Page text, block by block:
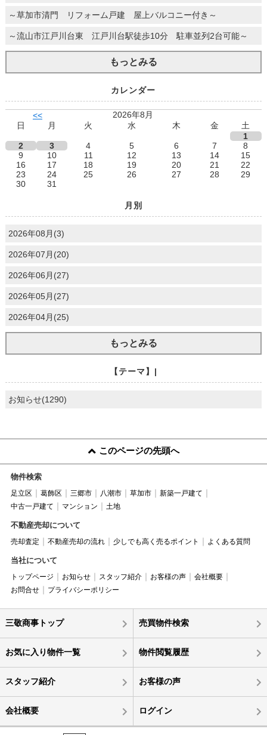
～草加市清門 リフォーム戸建 屋上バルコニー付き～
～流山市江戸川台東 江戸川台駅徒歩10分 駐車並列2台可能～
もっとみる
カレンダー
<<
2026年8月
日
月 火 水 木 金
土
1
2
3 4 5 6 7
8
9
10 11 12 13 14
15
16
17 18 19 20 21
22
23
24 25 26 27 28
29
30
31
月別
2026年08月(3)
2026年07月(20)
2026年06月(27)
2026年05月(27)
2026年04月(25)
もっとみる
【テーマ】|
お知らせ(1290)
このページの先頭へ
物件検索
足立区 葛飾区 三郷市 八潮市 草加市
新築一戸建て
中古一戸建て
マンション 土地
不動産売却について
売却査定 不動産売却の流れ 少しでも高く売るポイント よくある質問
当社について
トップページ お知らせ スタッフ紹介 お客様の声
会社概要
お問合せ
プライバシーポリシー
三敬商事トップ 売買物件検索
お気に入り物件一覧 物件閲覧履歴
スタッフ紹介 お客様の声
会社概要 ログイン